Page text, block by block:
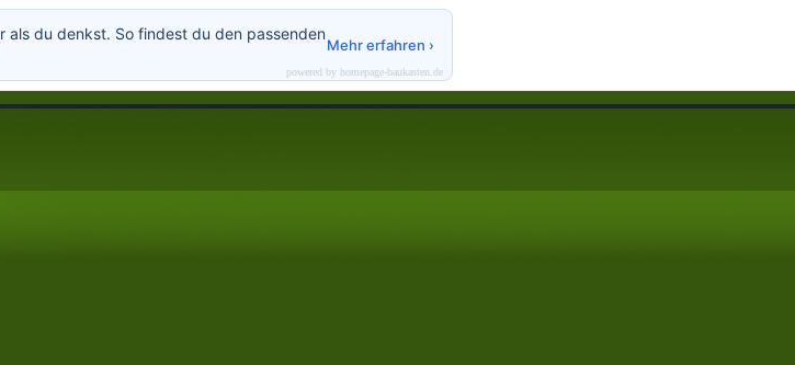
als du denkst. So findest du den passenden
Mehr erfahren ›
powered by homepage-baukasten.de